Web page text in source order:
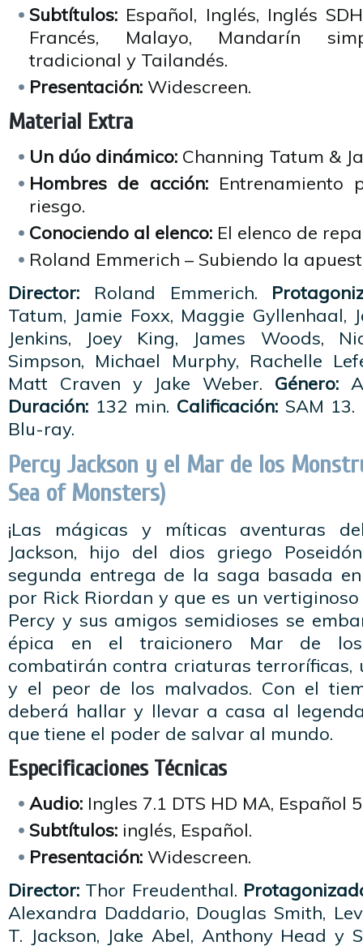
Subtítulos: Español, Inglés, Inglés
Francés, Malayo, Mandarín
tradicional y Tailandés.
Presentación: Widescreen.
Material Extra
Un dúo dinámico: Channing Tatum &
Hombres de acción:Entrenamiento
riesgo.
Conociendo al elenco: El elenco de
Roland Emmerich – Subiendo la
Director: Roland Emmerich.
Tatum, Jamie Foxx, Maggie Gyllenhaal,
Jenkins, Joey King, James Woods,
Simpson, Michael Murphy, Rachelle
Matt Craven y Jake Weber. Género:
Duración: 132 min. Calificación:SAM 13.
Blu-ray.
Percy Jackson y el Mar de los
Sea of Monsters)
¡Las mágicas y míticas aventuras
Jackson, hijo del dios griego
segunda entrega de la saga basada
por Rick Riordan y que es un
Percy y sus amigos semidioses se
épica en el traicionero Mar de los
combatirán contra criaturas terroríficas,
y el peor de los malvados. Con el
deberá hallar y llevar a casa al
que tiene el poder de salvar al mundo.
Especificaciones Técnicas
Audio: Ingles 7.1 DTS HD MA, Español
Subtítulos: inglés, Español.
Presentación: Widescreen.
Director: Thor Freudenthal.
Alexandra Daddario, Douglas Smith,
T. Jackson, Jake Abel, Anthony Head y